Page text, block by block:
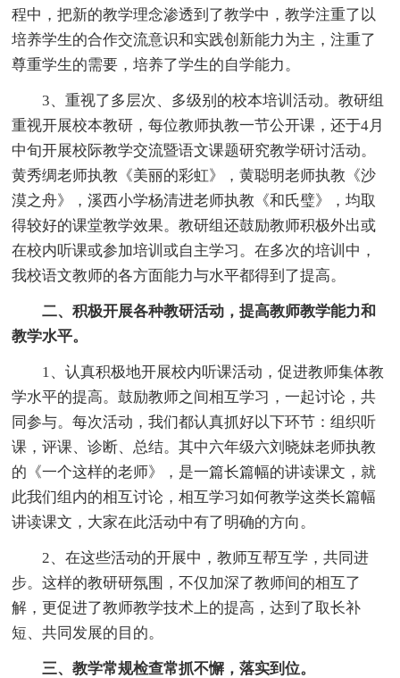
程中，把新的教学理念渗透到了教学中，教学注重了以
培养学生的合作交流意识和实践创新能力为主，注重了
尊重学生的需要，培养了学生的自学能力。
3、重视了多层次、多级别的校本培训活动。教研组
重视开展校本教研，每位教师执教一节公开课，还于4月
中旬开展校际教学交流暨语文课题研究教学研讨活动。
黄秀绸老师执教《美丽的彩虹》，黄聪明老师执教《沙
漠之舟》，溪西小学杨清进老师执教《和氏璧》，均取
得较好的课堂教学效果。教研组还鼓励教师积极外出或
在校内听课或参加培训或自主学习。在多次的培训中，
我校语文教师的各方面能力与水平都得到了提高。
二、积极开展各种教研活动，提高教师教学能力和
教学水平。
1、认真积极地开展校内听课活动，促进教师集体教
学水平的提高。鼓励教师之间相互学习，一起讨论，共
同参与。每次活动，我们都认真抓好以下环节：组织听
课，评课、诊断、总结。其中六年级六刘晓妹老师执教
的《一个这样的老师》，是一篇长篇幅的讲读课文，就
此我们组内的相互讨论，相互学习如何教学这类长篇幅
讲读课文，大家在此活动中有了明确的方向。
2、在这些活动的开展中，教师互帮互学，共同进
步。这样的教研研氛围，不仅加深了教师间的相互了
解，更促进了教师教学技术上的提高，达到了取长补
短、共同发展的目的。
三、教学常规检查常抓不懈，落实到位。